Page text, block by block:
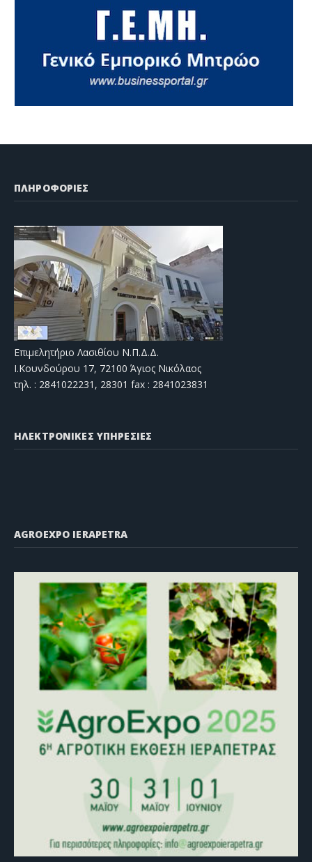
ΠΛΗΡΟΦΟΡΙΕΣ
Επιμελητήριο Λασιθίου Ν.Π.Δ.Δ.
Ι.Κουνδούρου 17, 72100 Άγιος Νικόλαος
τηλ. : 2841022231, 28301 fax : 2841023831
ΗΛΕΚΤΡΟΝΙΚΕΣ ΥΠΗΡΕΣΙΕΣ
AGROEXPO IERAPETRA